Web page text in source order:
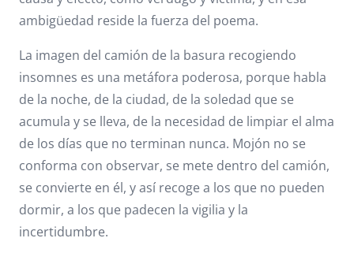
ambigüedad reside la fuerza del poema.
La imagen del camión de la basura recogiendo
insomnes es una metáfora poderosa, porque habla
de la noche, de la ciudad, de la soledad que se
acumula y se lleva, de la necesidad de limpiar el alma
de los días que no terminan nunca. Mojón no se
conforma con observar, se mete dentro del camión,
se convierte en él, y así recoge a los que no pueden
dormir, a los que padecen la vigilia y la
incertidumbre.